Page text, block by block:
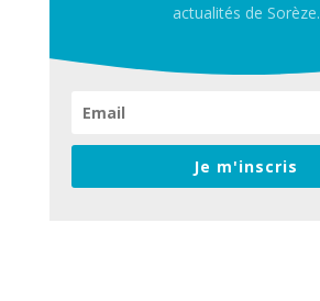
actualités de Sorèze.
Je m'inscris